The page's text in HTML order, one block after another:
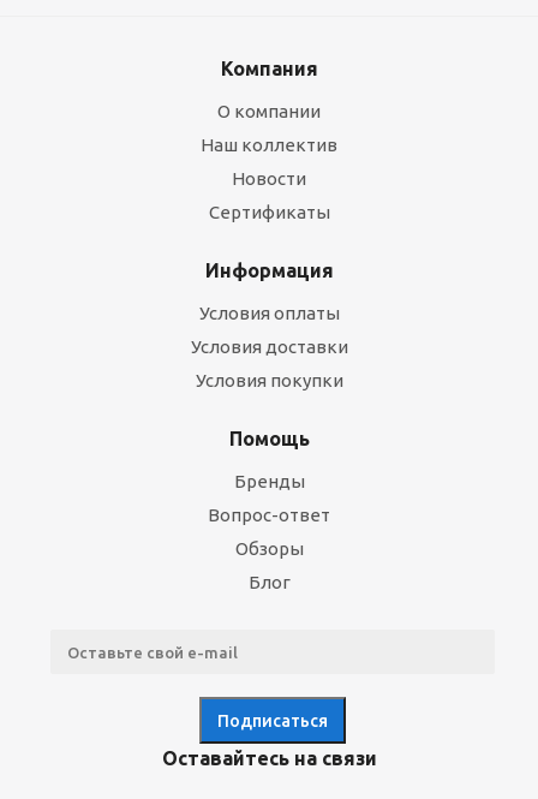
Компания
О компании
Наш коллектив
Новости
Сертификаты
Информация
Условия оплаты
Условия доставки
Условия покупки
Помощь
Бренды
Вопрос-ответ
Обзоры
Блог
Оставайтесь на связи